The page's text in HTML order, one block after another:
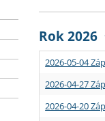
Strategie
Podpora
Učitelské
Rigorózní
Granty a
Rok 2026
2026-05-04
2026-04-27
2026-04-20